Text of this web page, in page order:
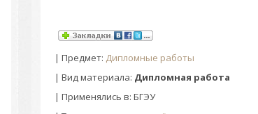
| Предмет: Дипломные работы
| Вид материала: Дипломная работа
| Применялись в: БГЭУ